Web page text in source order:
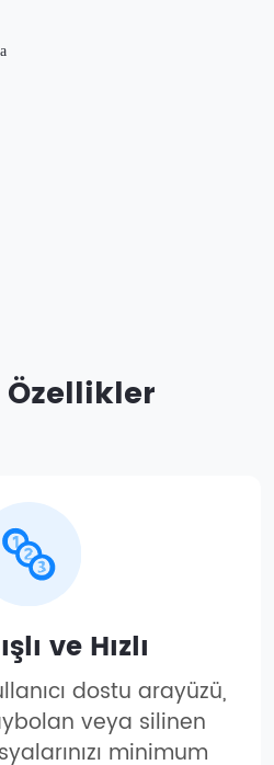
ve Hızlı
dostu arayüzü,
veya silinen
minimum